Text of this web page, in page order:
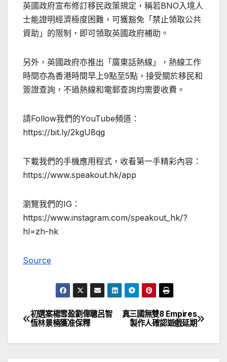
英國政府宣布修訂移民政策規定，稱若BNO入境人
士能證明經濟極度困難，可獲豁免「禁止領取公共
資助」的限制，即可領取英國政府補助。
另外，英國政府亦推出「廣東話熱線」，熱線工作
時間亦為香港時間早上9點至5點，接受關於移民和
簽證查詢，不過熱線和電郵查詢均需要收費。
請Follow我們的YouTube頻道：
https://bit.ly/2kgU8qg
下載我們的手機應用程式，收看第一手精彩內容：
https://www.speakout.hk/app
瀏覽我們的IG：
https://www.instagram.com/speakout_hk/?
hl=zh-hk
Source
文
章
真三國無雙8 Empires
製作人確認遊戲延期
初選案楊雪盈劉偉聰呂智
恆林景楠獲准保釋